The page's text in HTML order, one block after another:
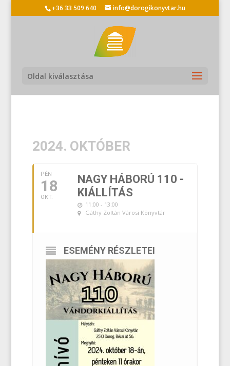
+36 33 509 640 info@dorogikonyvtar.hu
Oldal kiválasztása
2024. OKTÓBER
PÉN
18
OKT.
NAGY HÁBORÚ 110 -
KIÁLLÍTÁS
11:00 - 13:00
Gáthy Zoltán Városi Könyvtár
ESEMÉNY RÉSZLETEI